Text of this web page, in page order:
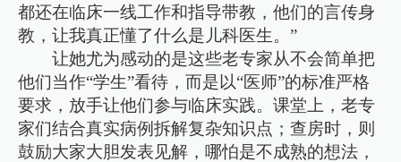
都还在临床一线工作和指导带教，他们的言传身
教，让我真正懂了什么是儿科医生。”
让她尤为感动的是这些老专家从不会简单把
他们当作“学生”看待，而是以“医师”的标准严格
要求，放手让他们参与临床实践。课堂上，老专
家们结合真实病例拆解复杂知识点；查房时，则
鼓励大家大胆发表见解，哪怕是不成熟的想法，